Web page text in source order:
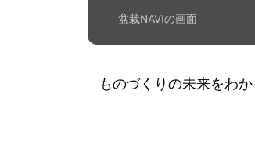
盆栽NAVIの画面
ものづくりの未来をわ